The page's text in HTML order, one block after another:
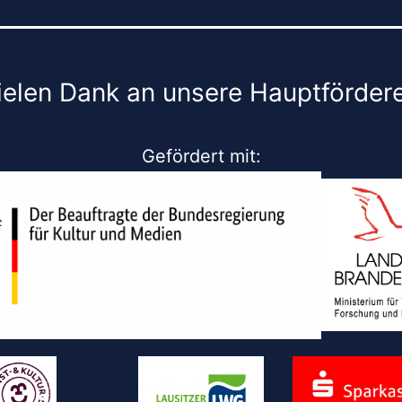
Dank an unsere
Gefördert mit: